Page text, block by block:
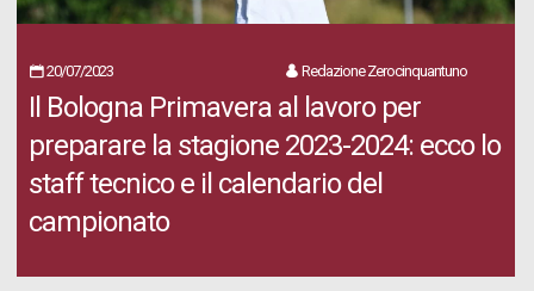
20/07/2023 Redazione Zerocinquantuno
Il Bologna Primavera al lavoro per
preparare la stagione 2023-2024: ecco lo
staff tecnico e il calendario del
campionato